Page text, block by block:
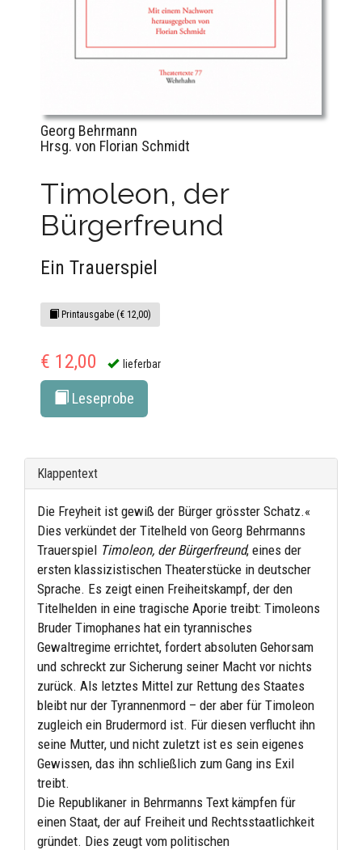
Georg Behrmann
Hrsg. von Florian Schmidt
Timoleon, der
Bürgerfreund
Ein Trauerspiel
Printausgabe (€ 12,00)
€ 12,00 lieferbar
Leseprobe
Klappentext
Die Freyheit ist gewiß der Bürger grösster Schatz.«
Dies verkündet der Titelheld von Georg Behrmanns
Trauerspiel Timoleon, der Bürgerfreund, eines der
ersten klassizistischen Theaterstücke in deutscher
Sprache. Es zeigt einen Freiheitskampf, der den
Titelhelden in eine tragische Aporie treibt: Timoleons
Bruder Timophanes hat ein tyrannisches
Gewaltregime errichtet, fordert absoluten Gehorsam
und schreckt zur Sicherung seiner Macht vor nichts
zurück. Als letztes Mittel zur Rettung des Staates
bleibt nur der Tyrannenmord – der aber für Timoleon
zugleich ein Brudermord ist. Für diesen verflucht ihn
seine Mutter, und nicht zuletzt ist es sein eigenes
Gewissen, das ihn schließlich zum Gang ins Exil
treibt.
Die Republikaner in Behrmanns Text kämpfen für
einen Staat, der auf Freiheit und Rechtsstaatlichkeit
gründet. Dies zeugt vom politischen